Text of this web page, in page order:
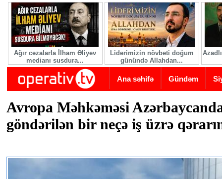
Skip to main content
Ağır cəzalarla İlham Əliyev
medianı susdura...
Liderimizin növbəti doğum
günündə Allahdan...
Ana səhifə Gündəm
Avropa Məhkəməsi
göndərilən bir neçə iş üzrə